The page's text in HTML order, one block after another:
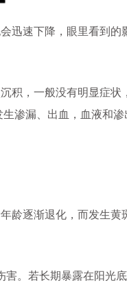
迅速下降，眼里看到的
积，一般没有明显症状
渗漏、出血，血液和渗
龄逐渐退化，而发生黄
。若长期暴露在阳光底